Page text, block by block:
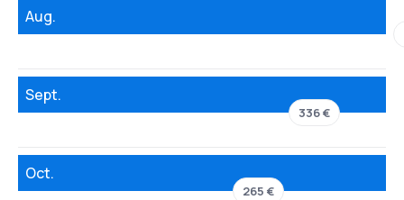
Aug.
Sept.
336 €
Oct.
265 €